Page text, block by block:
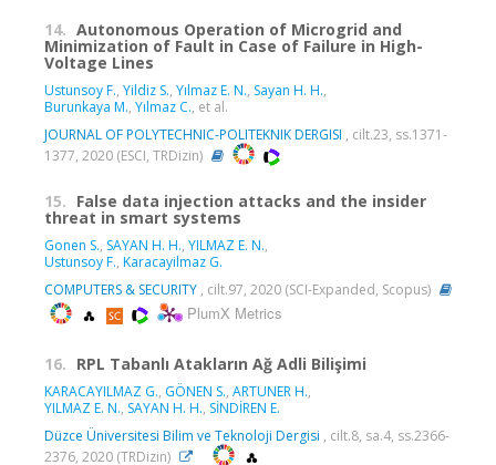
14. Autonomous Operation of Microgrid and
Minimization of Fault in Case of Failure in High-
Voltage Lines
Ustunsoy F., Yildiz S., Yılmaz E. N., Sayan H. H.,
Burunkaya M., Yılmaz C., et al.
JOURNAL OF POLYTECHNIC-POLITEKNIK DERGISI , cilt.23, ss.1371-
1377, 2020 (ESCI, TRDizin)
15. False data injection attacks and the insider
threat in smart systems
Gonen S., SAYAN H. H., YILMAZ E. N.,
Ustunsoy F., Karacayilmaz G.
COMPUTERS & SECURITY , cilt.97, 2020 (SCI-Expanded, Scopus)
PlumX Metrics
16. RPL Tabanlı Atakların Ağ Adli Bilişimi
KARACAYILMAZ G., GÖNEN S., ARTUNER H.,
YILMAZ E. N., SAYAN H. H., SİNDİREN E.
Düzce Üniversitesi Bilim ve Teknoloji Dergisi , cilt.8, sa.4, ss.2366-
2376, 2020 (TRDizin)